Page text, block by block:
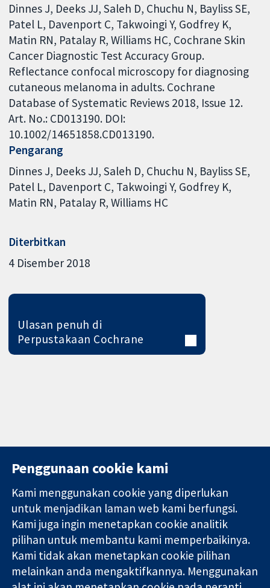
Dinnes J, Deeks JJ, Saleh D, Chuchu N, Bayliss SE,
Patel L, Davenport C, Takwoingi Y, Godfrey K,
Matin RN, Patalay R, Williams HC, Cochrane Skin
Cancer Diagnostic Test Accuracy Group.
Reflectance confocal microscopy for diagnosing
cutaneous melanoma in adults. Cochrane
Database of Systematic Reviews 2018, Issue 12.
Art. No.: CD013190. DOI:
10.1002/14651858.CD013190.
Pengarang
Dinnes J Deeks JJ Saleh D Chuchu N Bayliss SE
Patel L Davenport C Takwoingi Y Godfrey K
Matin RN Patalay R Williams HC
Diterbitkan
4 Disember 2018
Ulasan penuh di
Perpustakaan Cochrane
Bukti yang
dipercayai.
keputusan
termaklum
Kesihatan yang
11-13 Cavendish
Square
London
W1G 0AN
United Kingdom
Hubungi kita
Berita
Pejabat
akhbar
Perihal Kami
Pekerjaan
Cochrane
Penggunaan cookie kami
Kami menggunakan cookie yang diperlukan
untuk menjadikan laman web kami berfungsi.
Kami juga ingin menetapkan cookie analitik
pilihan untuk membantu kami memperbaikinya.
Kami tidak akan menetapkan cookie pilihan
melainkan anda mengaktifkannya. Menggunakan